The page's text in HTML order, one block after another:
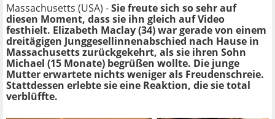
Massachusetts (USA) -Sie freute sich so sehr auf
diesen Moment, dass sie ihn gleich auf Video
festhielt. Elizabeth Maclay (34) war gerade von einem
dreitägigen Junggesellinnenabschied nach Hause in
Massachusetts zurückgekehrt, als sie ihren Sohn
Michael (15 Monate) begrüßen wollte. Die junge
Mutter erwartete nichts weniger als Freudenschreie.
Stattdessen erlebte sie eine Reaktion, die sie total
verblüffte.